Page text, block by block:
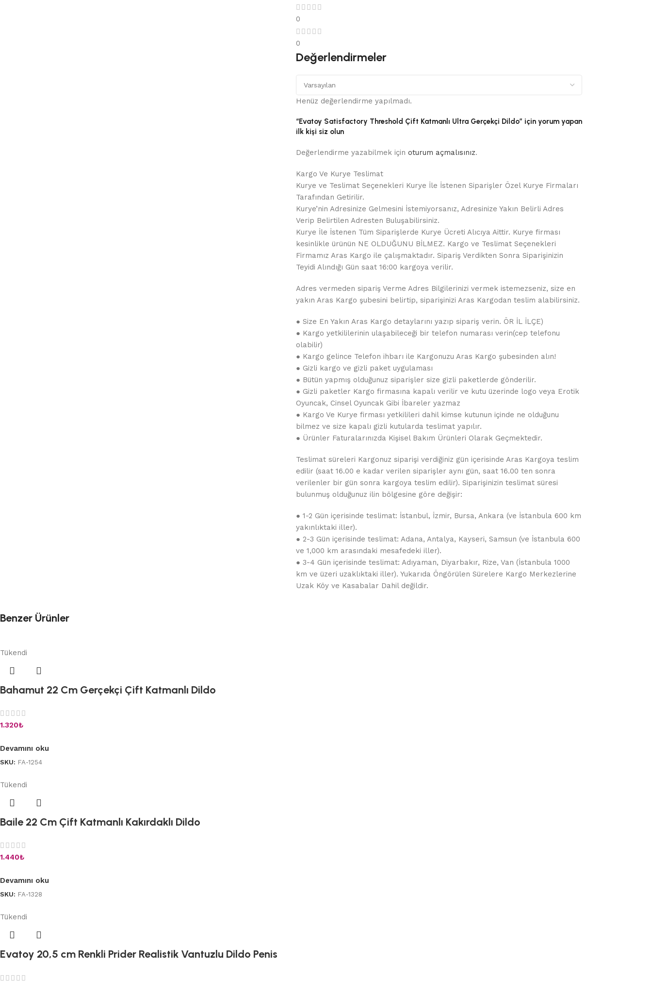
0
0
Değerlendirmeler
Henüz değerlendirme yapılmadı.
“Evatoy Satisfactory Threshold Çift Katmanlı Ultra Gerçekçi Dildo” için yorum yapan
ilk kişi siz olun
Değerlendirme yazabilmek için oturum açmalısınız.
Kargo Ve Kurye Teslimat
Kurye ve Teslimat Seçenekleri Kurye İle İstenen Siparişler Özel Kurye Firmaları
Tarafından Getirilir.
Kurye’nin Adresinize Gelmesini İstemiyorsanız, Adresinize Yakın Belirli Adres
Verip Belirtilen Adresten Buluşabilirsiniz.
Kurye İle İstenen Tüm Siparişlerde Kurye Ücreti Alıcıya Aittir. Kurye firması
kesinlikle ürünün NE OLDUĞUNU BİLMEZ. Kargo ve Teslimat Seçenekleri
Firmamız Aras Kargo ile çalışmaktadır. Sipariş Verdikten Sonra Siparişinizin
Teyidi Alındığı Gün saat 16:00 kargoya verilir.
Adres vermeden sipariş Verme Adres Bilgilerinizi vermek istemezseniz, size en
yakın Aras Kargo şubesini belirtip, siparişinizi Aras Kargodan teslim alabilirsiniz.
● Size En Yakın Aras Kargo detaylarını yazıp sipariş verin. ÖR İL İLÇE)
● Kargo yetkililerinin ulaşabileceği bir telefon numarası verin(cep telefonu
olabilir)
● Kargo gelince Telefon ihbarı ile Kargonuzu Aras Kargo şubesinden alın!
● Gizli kargo ve gizli paket uygulaması
● Bütün yapmış olduğunuz siparişler size gizli paketlerde gönderilir.
● Gizli paketler Kargo firmasına kapalı verilir ve kutu üzerinde logo veya Erotik
Oyuncak, Cinsel Oyuncak Gibi İbareler yazmaz
● Kargo Ve Kurye firması yetkilileri dahil kimse kutunun içinde ne olduğunu
bilmez ve size kapalı gizli kutularda teslimat yapılır.
● Ürünler Faturalarınızda Kişisel Bakım Ürünleri Olarak Geçmektedir.
Teslimat süreleri Kargonuz siparişi verdiğiniz gün içerisinde Aras Kargoya teslim
edilir (saat 16.00 e kadar verilen siparişler aynı gün, saat 16.00 ten sonra
verilenler bir gün sonra kargoya teslim edilir). Siparişinizin teslimat süresi
bulunmuş olduğunuz ilin bölgesine göre değişir:
● 1-2 Gün içerisinde teslimat: İstanbul, İzmir, Bursa, Ankara (ve İstanbula 600 km
yakınlıktaki iller).
● 2-3 Gün içerisinde teslimat: Adana, Antalya, Kayseri, Samsun (ve İstanbula 600
ve 1,000 km arasındaki mesafedeki iller).
● 3-4 Gün içerisinde teslimat: Adıyaman, Diyarbakır, Rize, Van (İstanbula 1000
km ve üzeri uzaklıktaki iller). Yukarıda Öngörülen Sürelere Kargo Merkezlerine
Uzak Köy ve Kasabalar Dahil değildir.
Benzer Ürünler
Tükendi
Bahamut 22 Cm Gerçekçi Çift Katmanlı Dildo
1.320₺
Devamını oku
SKU: FA-1254
Tükendi
Baile 22 Cm Çift Katmanlı Kakırdaklı Dildo
1.440₺
Devamını oku
SKU: FA-1328
Tükendi
Evatoy 20,5 cm Renkli Prider Realistik Vantuzlu Dildo Penis